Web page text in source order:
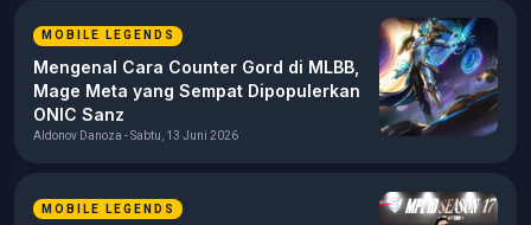
MOBILE LEGENDS
Mengenal Cara Counter Gord di MLBB,
Mage Meta yang Sempat Dipopulerkan
ONIC Sanz
Aldonov Danoza - Sabtu, 13 Juni 2026
MOBILE LEGENDS